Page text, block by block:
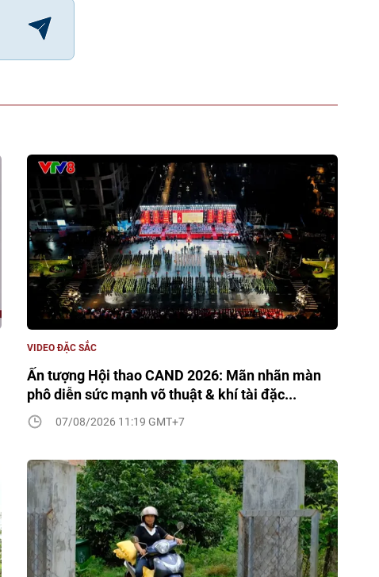
Ấn tượng Hội thao CAND 2026: Mãn nhãn màn
phô diễn sức mạnh võ thuật & khí tài đặc...
VIDEO ĐẶC SẮC
07/08/2026 11:19 GMT+7